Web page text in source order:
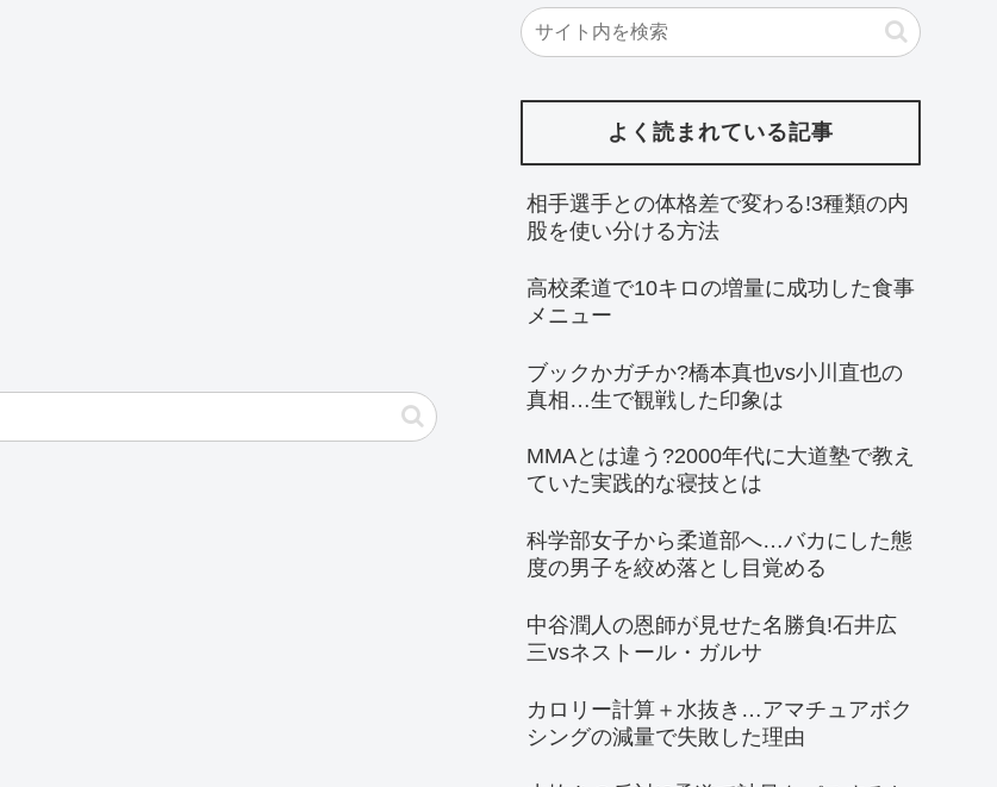
よく読まれている記事
相手選手との体格差で変わる!3種類の内
股を使い分ける方法
高校柔道で10キロの増量に成功した食事
メニュー
ブックかガチか?橋本真也vs小川直也の
真相…生で観戦した印象は
MMAとは違う?2000年代に大道塾で教え
ていた実践的な寝技とは
科学部女子から柔道部へ…バカにした態
度の男子を絞め落とし目覚める
中谷潤人の恩師が見せた名勝負!石井広
三vsネストール・ガルサ
カロリー計算＋水抜き…アマチュアボク
シングの減量で失敗した理由